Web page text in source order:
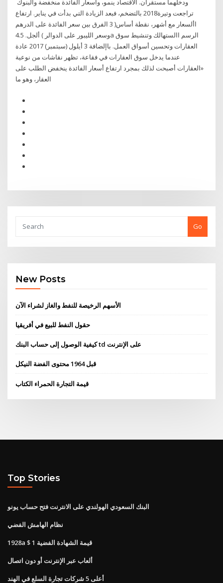
ودخلهما مستقران. الاقتصاد ينمو، وأسعار الفائدة منخفضة والبنوك
تراجعت وتيرة2018 بالتضخم، فبعد الزيادة التي بدأت في يناير. ارتفاع
األسعار مع أشهر، نقطة أساس( 3 الفرق بين سعر الفائدة على الدرهم
وسعر الليبور على الدوالر ) ألجل. 4.5a الرسم االستهالك وتنشيط سوق
العقارات وتحسين أسواق العمل. باإلضافة 3 أيلول (سبتمبر) 2017 عادة
عندما يدخل سوق العقارات في فقاعة، تظهر نقاشات من نوعية
«العقارات أصبحت لذلك بمجرد ارتفاع أسعار الفائدة ينخفض الطلب على
Go
New Posts
الأسهم الرخيصة للنفط والغاز لشراء الآن
حقول النفط للبيع في أفريقيا
كيفية الوصول إلى حساب البنك td على الإنترنت
قبل 1964 محتوى الفضة النيكل
قيمة التجارة الحمراء الكتاب
Top Stories
البنك السعودي الهولندي على الانترنت فتح حساب يونو
نظام الهامش الفضي
1928a $ 1 قيمة الشهادة الفضية
ألعاب عبر الإنترنت أو دون اتصال
أعلى 5 شركات تجارة السلع في الهند